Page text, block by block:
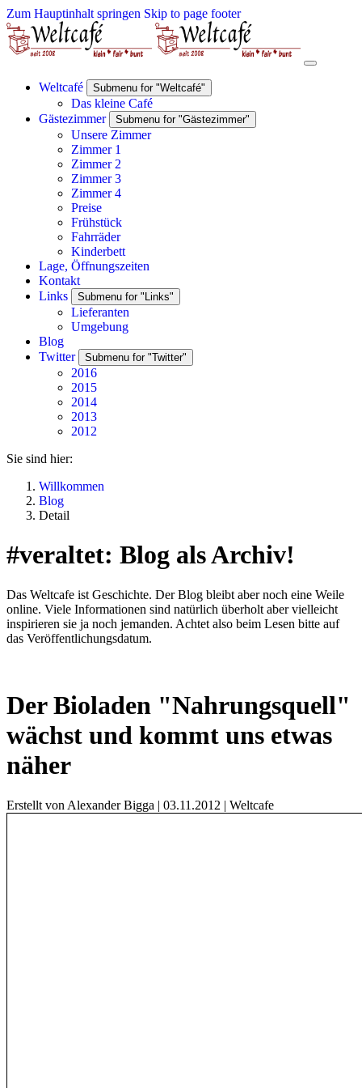
Zum Hauptinhalt springen Skip to page footer
Weltcafé Submenu for "Weltcafé"
Das kleine Café
Gästezimmer
Submenu for "Gästezimmer"
Unsere Zimmer
Zimmer 1
Zimmer 2
Zimmer 3
Zimmer 4
Preise
Frühstück
Fahrräder
Kinderbett
Lage, Öffnungszeiten
Kontakt
Links
Submenu for "Links"
Lieferanten
Umgebung
Blog
Twitter
Submenu for "Twitter"
2016
2015
2014
2013
2012
Sie sind hier:
Willkommen
Blog
Detail
#veraltet: Blog als Archiv!
Das Weltcafe ist Geschichte. Der Blog bleibt aber noch eine Weile
online. Viele Informationen sind natürlich überholt aber vielleicht
inspirieren sie ja noch jemanden. Achtet also beim Lesen bitte auf
das Veröffentlichungsdatum.
Der Bioladen "Nahrungsquell"
wächst und kommt uns etwas
näher
Erstellt von Alexander Bigga | 03.11.2012 | Weltcafe